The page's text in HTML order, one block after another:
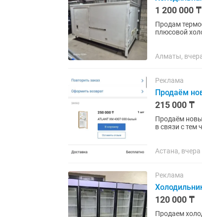
1 200 000 ₸
Продам
плюсовой
Алматы,
Реклама
Продаём
215 000 ₸
Продаём
в связи с тем что не подошёл
Астана, вчера
Реклама
120 000 ₸
Продаем